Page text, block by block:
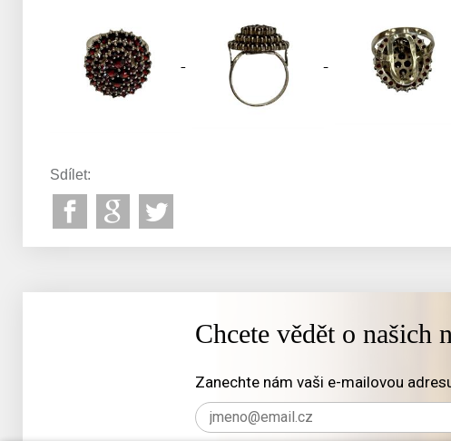
Sdílet:
Chcete vědět o našich
Zanechte nám vaši e-mailovou